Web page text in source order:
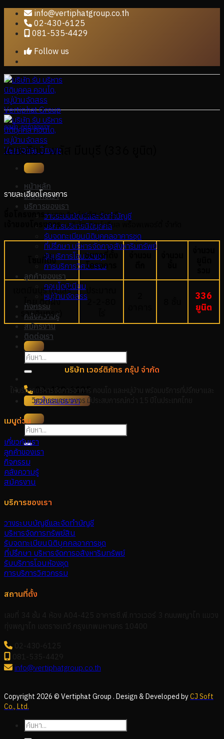
Skip
content
info@vertiphatgroup.co.th
02-430-6125
081-535-4429
Follow us
หน้าหลัก
เกี่ยวกับเรา
บริการของเรา
วางระบบบัญชีและจัดทำบัญชี
บริการบริหารนิติบุคคล
รับจดทะเบียนนิติบุคคลอาคารชุด
ที่ปรึกษา บริหารจัดกาอสังหาริมทรัพย์
รับบริการโอนห้องชุด
การบริการวิศวกรรม
ลูกค้าของเรา
คอนโดมิเนียม
หมู่บ้านจัดสรร
กิจกรรม
คลังความรู้
สมัครงาน
ติดต่อเรา
02-430-6125
ขอใบเสนอราคา
คอนโด ลูกค้าของเรา
เดอะคิวบ์ พลัส มีนบุรี (336 ยูนิต)
รายละเอียดโครงการ
ชื่อโครงการ :เดอะคิวบ์ พลัส มีนบุรี
เจ้าของโครงการ: บริษัท คิวบ์ เรียล พร๊อพเพอร์ตี้ จำกัด
โซนที่ตั้ง
ขนาดที่ตั้ง
โครงการ
เขตมีนบุรี (ถ.เสรี
ไทย ติดฝั่ง
รามอินทรา)
2-2-80
336
ยูนิต
บริษัท เวอร์ติภัทร กรุ๊ป จำกัด
ให้บริการบริหารจัดการอาคาร คอนโด และหมู่บ้าน พร้อมบริการที่ปรึกษาและ
วิศวกรรมครบวงจร มีประสบการณ์กว่า 15 ปีในประเทศไทย
เมนูด่วน
เกี่ยวกับเรา
ลูกค้าของเรา
กิจกรรม
คลังความรู้
สมัครงาน
บริการของเรา
วางระบบบัญชีและจัดทำบัญชี
บริหารจัดการทรัพย์สิน
รับจดทะเบียนนิติบุคคลอาคารชุด
ที่ปรึกษา บริหารจัดการอสังหาริมทรัพย์
รับบริการโอนห้องชุด
การบริการวิศวกรรม
สถานที่ตั้ง
เลขที่ 34 ชั้น 4 ห้อง A04-425 อาคารซี.พี.ทาวเวอร์ 3 ถนนพญาไท แขวง
ทุ่งพญาไท เขตราชเทวี กรุงเทพมหานคร 10400
02-430-6125
081-535-4429
info@vertiphatgroup.co.th
Copyright 2026 © Vertiphat Group . Design & Developed byCJ Soft
Co., Ltd.